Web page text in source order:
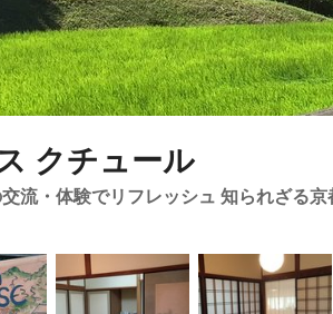
クチュール
流・体験でリフレッシュ 知られざる